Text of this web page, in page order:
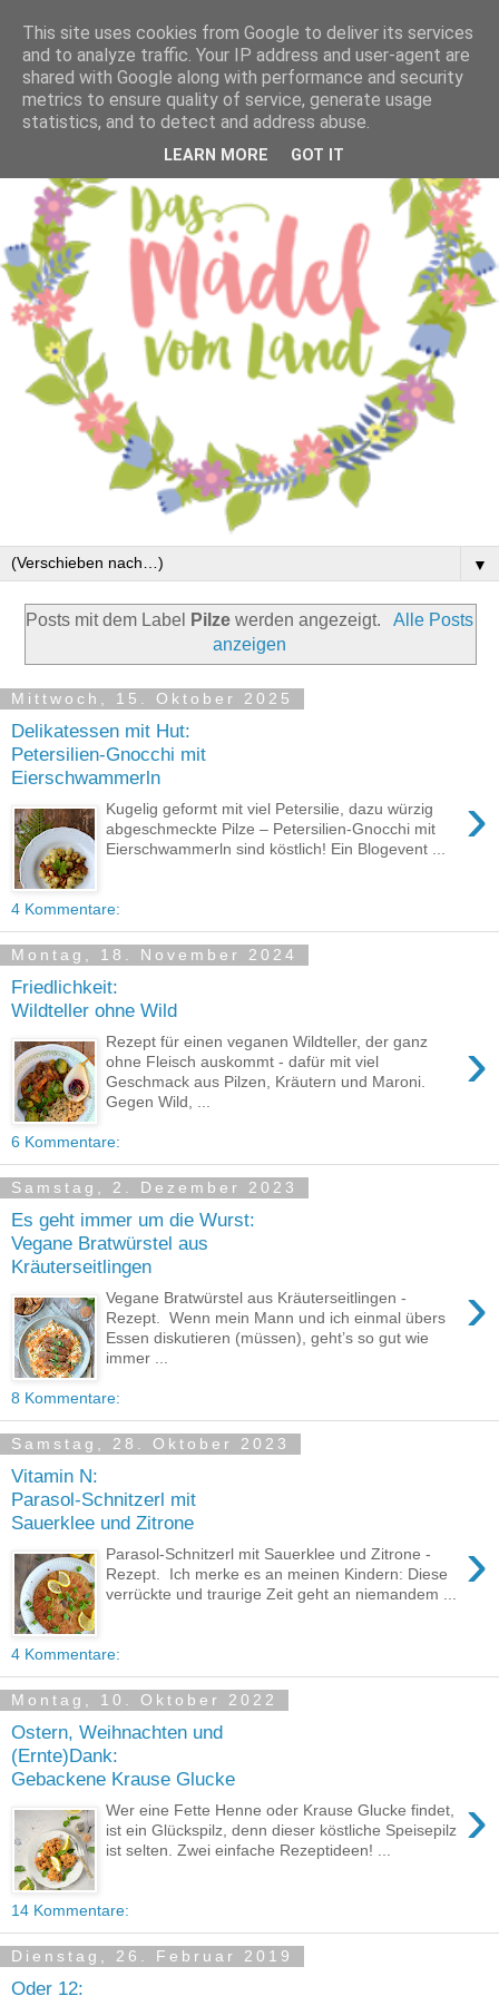
▼
Posts mit dem Label Pilze werden angezeigt.
Alle Posts
anzeigen
Mittwoch, 15. Oktober 2025
Delikatessen mit Hut:
Petersilien-Gnocchi mit
Eierschwammerln
›
Kugelig geformt mit viel Petersilie, dazu würzig
abgeschmeckte Pilze – Petersilien-Gnocchi mit
Eierschwammerln sind köstlich! Ein Blogevent ...
4 Kommentare:
Montag, 18. November 2024
Friedlichkeit:
Wildteller ohne Wild
›
Rezept für einen veganen Wildteller, der ganz
ohne Fleisch auskommt - dafür mit viel
Geschmack aus Pilzen, Kräutern und Maroni.
Gegen Wild, ...
6 Kommentare:
Samstag, 2. Dezember 2023
Es geht immer um die Wurst:
Vegane Bratwürstel aus
Kräuterseitlingen
›
Vegane Bratwürstel aus Kräuterseitlingen -
Rezept. Wenn mein Mann und ich einmal übers
Essen diskutieren (müssen), geht’s so gut wie
immer ...
8 Kommentare:
Samstag, 28. Oktober 2023
Vitamin N:
Parasol-Schnitzerl mit
Sauerklee und Zitrone
›
Parasol-Schnitzerl mit Sauerklee und Zitrone -
Rezept. Ich merke es an meinen Kindern: Diese
verrückte und traurige Zeit geht an niemandem ...
4 Kommentare:
Montag, 10. Oktober 2022
Ostern, Weihnachten und
(Ernte)Dank:
Gebackene Krause Glucke
›
Wer eine Fette Henne oder Krause Glucke findet,
ist ein Glückspilz, denn dieser köstliche Speisepilz
ist selten. Zwei einfache Rezeptideen! ...
14 Kommentare:
Dienstag, 26. Februar 2019
Oder 12:
This site uses cookies from Google to deliver its services
and to analyze traffic. Your IP address and user-agent are
shared with Google along with performance and security
metrics to ensure quality of service, generate usage
statistics, and to detect and address abuse.
LEARN MORE GOT IT